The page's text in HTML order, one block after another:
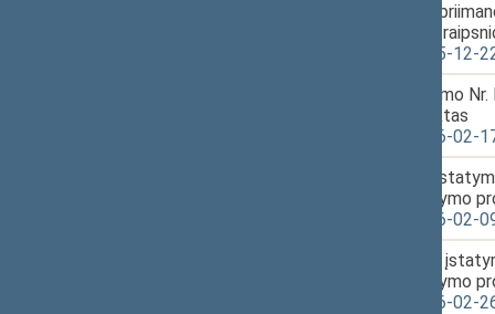
Mobilizacijos ir
Nr. I-1623 14
XVP-1146 2025-12-
Švietimo įstatymo
įstatymo projektas
XVP-1216 2026-02-
Žemės gelmių
pakeitimo įstatymo
XVP-1202 2026-02-
Atmintinų dienų
pakeitimo įstatymo
XVP-1249 2026-02-